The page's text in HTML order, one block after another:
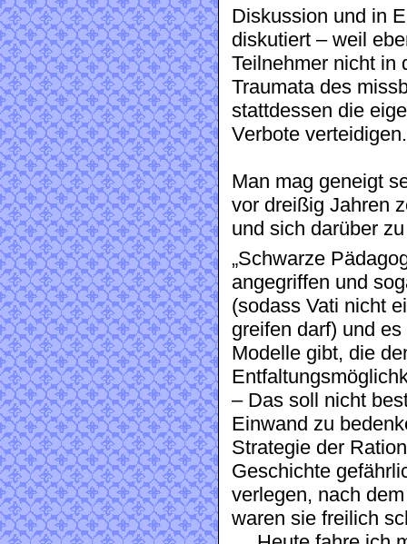
Diskussion und in
diskutiert – weil
Teilnehmer nicht in
Traumata des
stattdessen die
Verbote verteidigen.
Man mag geneigt
vor dreißig Jahren
und sich darüber
„Schwarze
angegriffen und
(sodass Vati nicht
greifen darf) und
Modelle gibt, die
– Das soll nicht
Einwand zu
Strategie der
Geschichte
verlegen, nach
waren sie freilich